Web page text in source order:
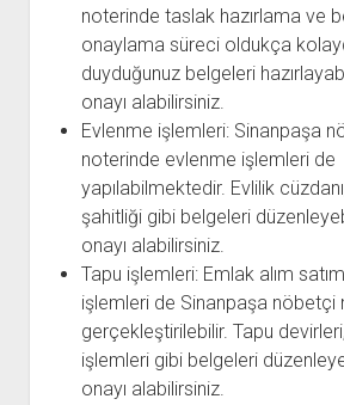
noterinde taslak hazırlama ve
onaylama süreci oldukça
duyduğunuz belgeleri
onayı alabilirsiniz.
Evlenme işlemleri: Sinanpaşa
noterinde evlenme işlemleri de
yapılabilmektedir. Evlilik
şahitliği gibi belgeleri
onayı alabilirsiniz.
Tapu işlemleri: Emlak alım
işlemleri de Sinanpaşa nöbetçi
gerçekleştirilebilir. Tapu
işlemleri gibi belgeleri
onayı alabilirsiniz.